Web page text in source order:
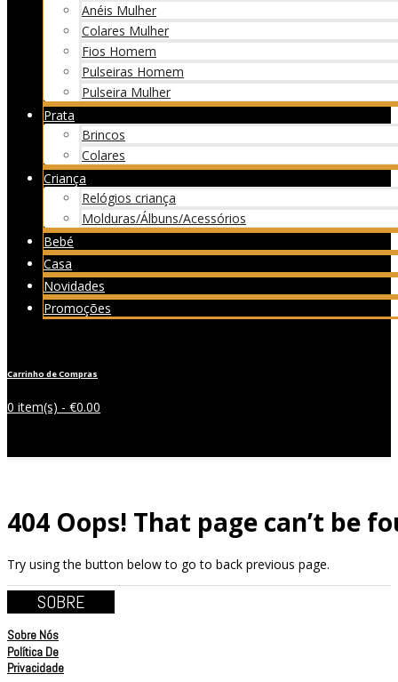
Anéis Mulher
Colares Mulher
Fios Homem
Pulseiras Homem
Pulseira Mulher
Prata
Brincos
Colares
Criança
Relógios criança
Molduras/Álbuns/Acessórios
Bebé
Casa
Novidades
Promoções
Carrinho de Compras
0 item(s) - €0.00
404 Oops! That page can’t be
Try using the button below to go to back previous page.
SOBRE
Sobre Nós
Política De
Privacidade